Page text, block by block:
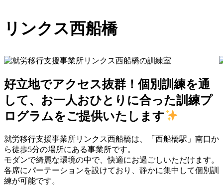
リンクス西船橋
好立地でアクセス抜群！個別訓練を通
して、お一人おひとりに合った訓練プ
ログラムをご提供いたします
就労移行支援事業所リンクス西船橋は、「西船橋駅」南口か
ら徒歩5分の場所にある事業所です。
モダンで綺麗な環境の中で、快適にお過ごしいただけます。
各席にパーテーションを設けており、静かに集中して個別訓
練が可能です。